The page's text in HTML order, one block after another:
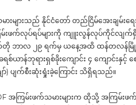
များသည် နိုင်ငံတော် တည်ငြိမ်အေးချမ်းရေ
မ်းဖက်လုပ်ရပ်များကို ကျူးလွန်လုပ်ကိုင်လျ
တို ဘာလ ၂၉ ရက်မှ ယနေ့အထိ ထန်တလန်မြို့
ာန်ဘုရားရှစ်ခိုးကျောင်း ၄ ကျောင်းနှင့် ဈေ
ာ်) ပျက်စီးဆုံးရှုံးခဲ့ကြောင်း သိရှိရသည်။
အကြမ်းဖက်သမားများက ထိုသို့ အကြမ်းဖ